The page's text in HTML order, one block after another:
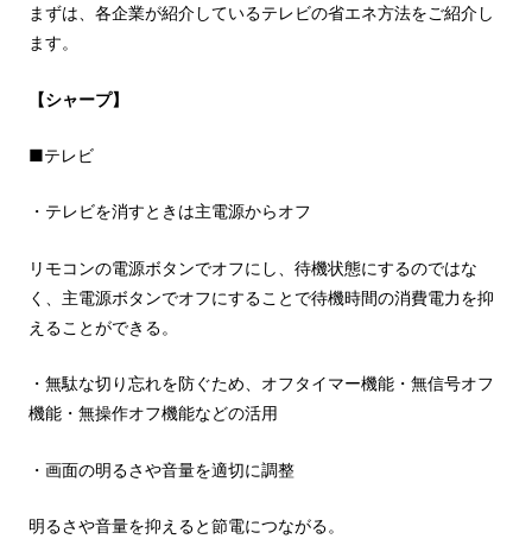
まずは、各企業が紹介しているテレビの省エネ方法をご紹介し
ます。
【シャープ】
■テレビ
・テレビを消すときは主電源からオフ
リモコンの電源ボタンでオフにし、待機状態にするのではな
く、主電源ボタンでオフにすることで待機時間の消費電力を抑
えることができる。
・無駄な切り忘れを防ぐため、オフタイマー機能・無信号オフ
機能・無操作オフ機能などの活用
・画面の明るさや音量を適切に調整
明るさや音量を抑えると節電につながる。